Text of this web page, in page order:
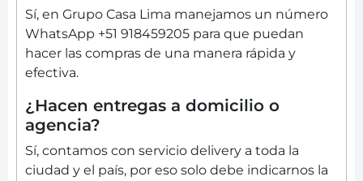
Sí, en Grupo Casa Lima manejamos un número
WhatsApp +51 918459205 para que puedan
hacer las compras de una manera rápida y
efectiva.
¿Hacen entregas a domicilio o
agencia?
Sí, contamos con servicio delivery a toda la
ciudad y el país, por eso solo debe indicarnos la